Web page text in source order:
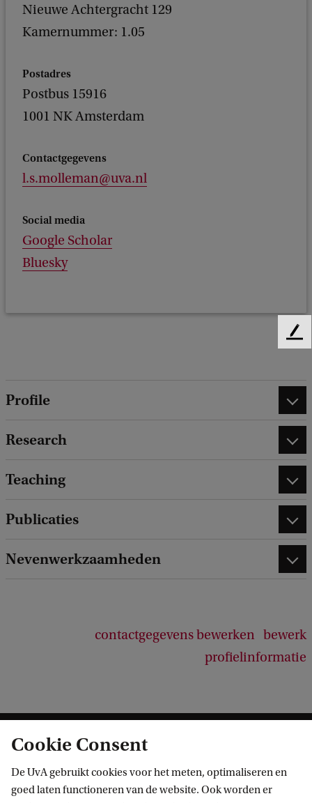
Nieuwe Achtergracht 129
Kamernummer: 1.05
Postadres
Postbus 15916
1001 NK Amsterdam
Contactgegevens
l.s.molleman@uva.nl
Social media
Google Scholar
Bluesky
Profile
Research
Teaching
Publicaties
Nevenwerkzaamheden
contactgegevens bewerken bewerk
profielinformatie
Cookie Consent
De UvA gebruikt cookies voor het meten, optimaliseren en
goed laten functioneren van de website. Ook worden er
F
d
b
a
k